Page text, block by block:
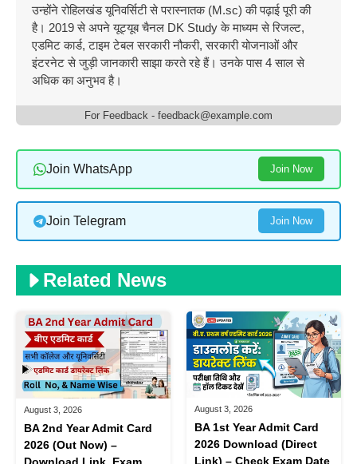
उन्होंने रोहिलखंड यूनिवर्सिटी से परास्नातक (M.sc) की पढ़ाई पूरी की
है। 2019 से अपने यूट्यूब चैनल DK Study के माध्यम से रिजल्ट,
एडमिट कार्ड, टाइम टेबल सरकारी नौकरी, सरकारी योजनाओं और
इंटरनेट से जुड़ी जानकारी साझा करते रहे हैं। उनके पास 4 साल से
अधिक का अनुभव है।
For Feedback - feedback@example.com
Join WhatsApp Join Now
Join Telegram Join Now
Related News
August 3, 2026
BA 2nd Year Admit Card
2026 (Out Now) –
August 3, 2026
BA 1st Year Admit Card
2026 Download (Direct
Link) – Check Exam Date